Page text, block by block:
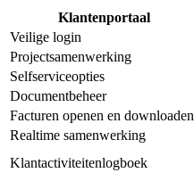
Klantenportaal
Veilige login
Projectsamenwerking
Selfserviceopties
Documentbeheer
Facturen openen en downloaden
Realtime samenwerking
Klantactiviteitenlogboek